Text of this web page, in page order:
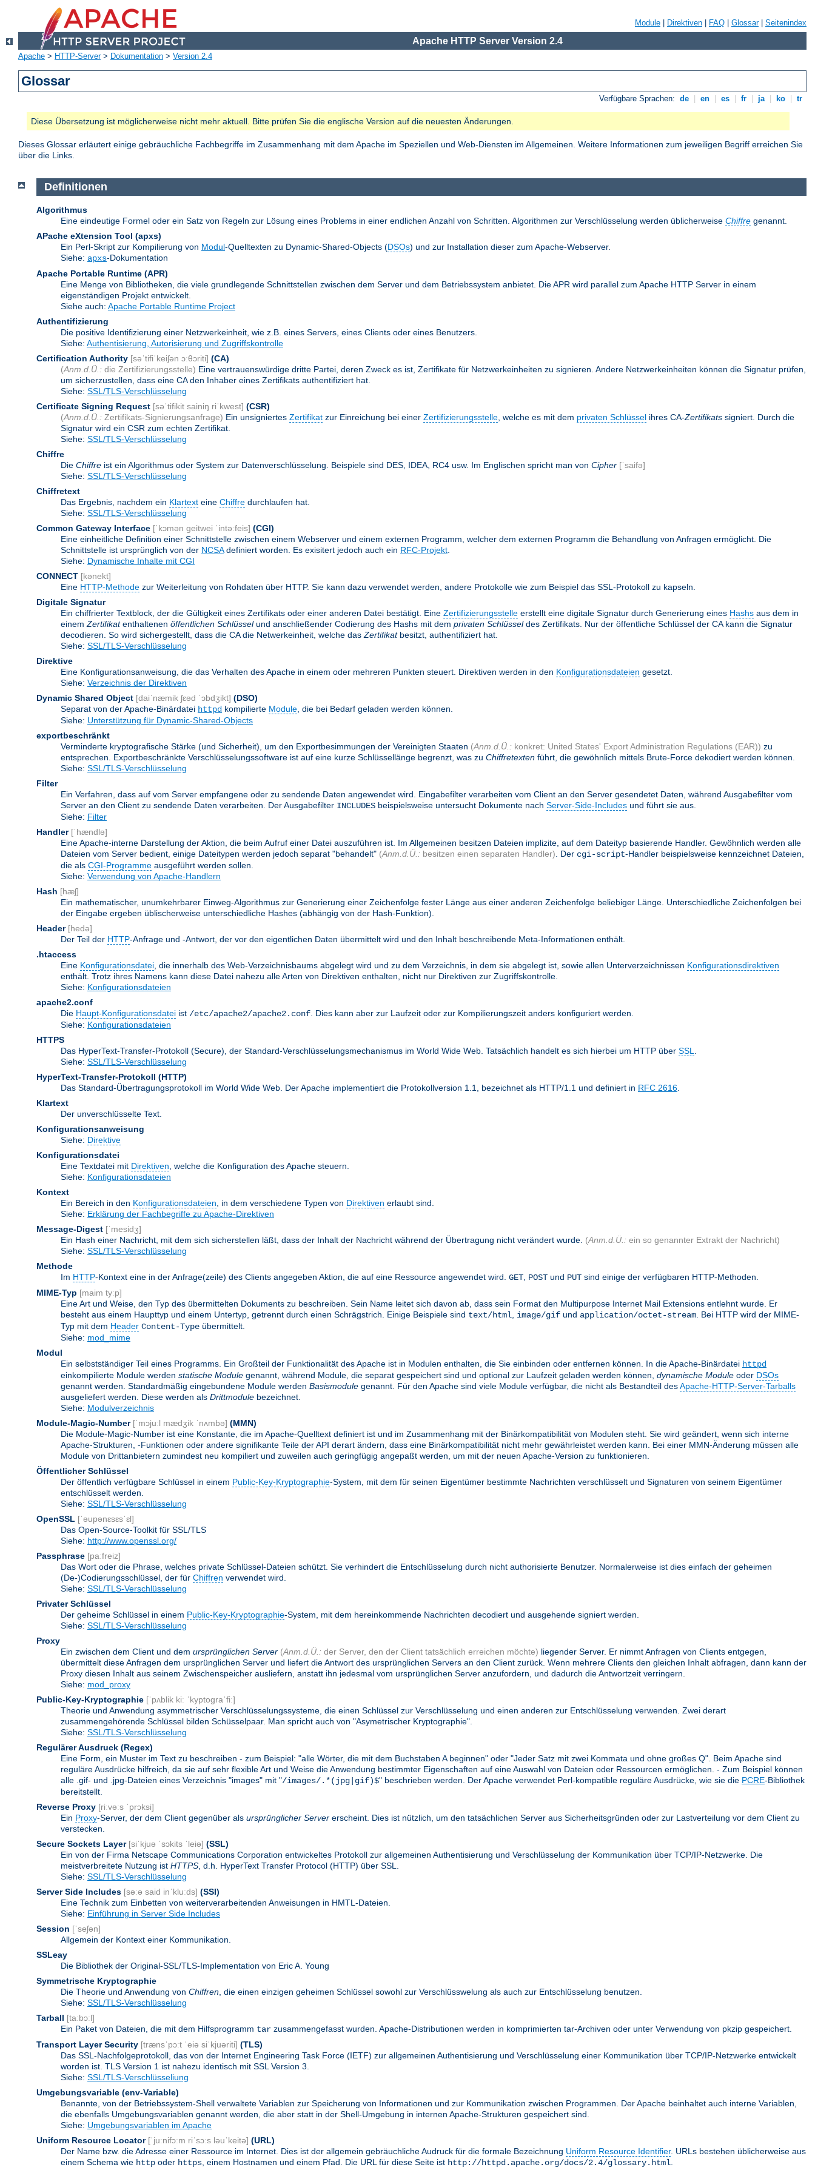
Module Direktiven FAQ Glossar| Seitenindex
Apache HTTP Server Version 2.4
Apache > HTTP-Server> Dokumentation > Version 2.4
Glossar
Verfügbare Sprachen: de en es fr ja ko tr
Diese Übersetzung ist möglicherweise nicht mehr aktuell. Bitte prüfen Sie die englische Version auf die neuesten Änderungen.
Dieses Glossar erläutert einige gebräuchliche Fachbegriffe im Zusammenhang mit dem Apache im Speziellen und Web-Diensten im Allgemeinen. Weitere Informationen zum jeweiligen Begriff erreichen Sie
über die Links.
Definitionen
Algorithmus
Eine eindeutige Formel oder ein Satz von Regeln zur Lösung eines Problems in einer endlichen Anzahl von Schritten. Algorithmen zur Verschlüsselung werden üblicherweise Chiffre genannt.
APache eXtension Tool (apxs)
Ein Perl-Skript zur Kompilierung von Modul-Quelltexten zu Dynamic-Shared-Objects (DSOs) und zur Installation dieser zum Apache-Webserver.
Siehe: apxs-Dokumentation
Apache Portable Runtime (APR)
Eine Menge von Bibliotheken, die viele grundlegende Schnittstellen zwischen dem Server und dem Betriebssystem anbietet. Die APR wird parallel zum Apache HTTP Server in einem
eigenständigen Projekt entwickelt.
Siehe auch: Apache Portable Runtime Project
Authentifizierung
Die positive Identifizierung einer Netzwerkeinheit, wie z.B. eines Servers, eines Clients oder eines Benutzers.
Siehe: Authentisierung, Autorisierung und Zugriffskontrolle
Certification Authority [səˈtifiˈkeiʃən ɔːθɔriti] (CA)
(Anm.d.Ü.: die Zertifizierungsstelle) Eine vertrauenswürdige dritte Partei, deren Zweck es ist, Zertifikate für Netzwerkeinheiten zu signieren. Andere Netzwerkeinheiten können die Signatur prüfen,
um sicherzustellen, dass eine CA den Inhaber eines Zertifikats authentifiziert hat.
Siehe: SSL/TLS-Verschlüsselung
Certificate Signing Request [səˈtifikit sainiŋ riˈkwest] (CSR)
(Anm.d.Ü.: Zertifikats-Signierungsanfrage) Ein unsigniertes Zertifikat zur Einreichung bei einer Zertifizierungsstelle , welche es mit dem privaten Schlüssel ihres CA-Zertifikats signiert. Durch die
Signatur wird ein CSR zum echten Zertifikat.
Siehe: SSL/TLS-Verschlüsselung
Chiffre
Die Chiffre ist ein Algorithmus oder System zur Datenverschlüsselung. Beispiele sind DES, IDEA, RC4 usw. Im Englischen spricht man von Cipher [ˈsaifə]
Siehe: SSL/TLS-Verschlüsselung
Chiffretext
Das Ergebnis, nachdem ein Klartext eine Chiffre durchlaufen hat.
Siehe: SSL/TLS-Verschlüsselung
Common Gateway Interface [ˈkɔmən geitwei ˈintəːfeis] (CGI)
Eine einheitliche Definition einer Schnittstelle zwischen einem Webserver und einem externen Programm, welcher dem externen Programm die Behandlung von Anfragen ermöglicht. Die
Schnittstelle ist ursprünglich von der NCSAdefiniert worden. Es exisitert jedoch auch ein RFC-Projekt
Siehe: Dynamische Inhalte mit CGI
CONNECT [kənekt]
Eine HTTP-Methode zur Weiterleitung von Rohdaten über HTTP. Sie kann dazu verwendet werden, andere Protokolle wie zum Beispiel das SSL-Protokoll zu kapseln.
Digitale Signatur
Ein chiffrierter Textblock, der die Gültigkeit eines Zertifikats oder einer anderen Datei bestätigt. Eine Zertifizierungsstelle erstellt eine digitale Signatur durch Generierung eines Hashs aus dem in
einem Zertifikatenthaltenen öffentlichen Schlüsselund anschließender Codierung des Hashs mit dem privaten Schlüsseldes Zertifikats. Nur der öffentliche Schlüssel der CA kann die Signatur
decodieren. So wird sichergestellt, dass die CA die Netwerkeinheit, welche das Zertifikatbesitzt, authentifiziert hat.
Siehe: SSL/TLS-Verschlüsselung
Direktive
Eine Konfigurationsanweisung, die das Verhalten des Apache in einem oder mehreren Punkten steuert. Direktiven werden in den Konfigurationsdateien gesetzt.
Siehe: Verzeichnis der Direktiven
Dynamic Shared Object [daiˈnæmik ʃɛəd ˈɔbdʒikt] (DSO)
Separat von der Apache-Binärdatei httpd kompilierte Module , die bei Bedarf geladen werden können.
Siehe: Unterstützung für Dynamic-Shared-Objects
exportbeschränkt
Verminderte kryptografische Stärke (und Sicherheit), um den Exportbesimmungen der Vereinigten Staaten (Anm.d.Ü.: konkret: United States' Export Administration Regulations (EAR)) zu
entsprechen. Exportbeschränkte Verschlüsselungssoftware ist auf eine kurze Schlüssellänge begrenzt, was zu Chiffretexten führt, die gewöhnlich mittels Brute-Force dekodiert werden können.
Siehe: SSL/TLS-Verschlüsselung
Filter
Ein Verfahren, dass auf vom Server empfangene oder zu sendende Daten angewendet wird. Eingabefilter verarbeiten vom Client an den Server gesendetet Daten, während Ausgabefilter vom
Server an den Client zu sendende Daten verarbeiten. Der Ausgabefilter INCLUDES beispielsweise untersucht Dokumente nach Server-Side-Includes und führt sie aus.
Siehe: Filter
Handler [ˈhændlə]
Eine Apache-interne Darstellung der Aktion, die beim Aufruf einer Datei auszuführen ist. Im Allgemeinen besitzen Dateien implizite, auf dem Dateityp basierende Handler. Gewöhnlich werden alle
Dateien vom Server bedient, einige Dateitypen werden jedoch separat "behandelt" (Anm.d.Ü.: besitzen einen separaten Handler) . Der cgi-script-Handler beispielsweise kennzeichnet Dateien,
die als CGI-Programme ausgeführt werden sollen.
Siehe: Verwendung von Apache-Handlern
Hash [hæʃ]
Ein mathematischer, unumkehrbarer Einweg-Algorithmus zur Generierung einer Zeichenfolge fester Länge aus einer anderen Zeichenfolge beliebiger Länge. Unterschiedliche Zeichenfolgen bei
der Eingabe ergeben üblischerweise unterschiedliche Hashes (abhängig von der Hash-Funktion).
Header [hedə]
Der Teil der HTTP-Anfrage und -Antwort, der vor den eigentlichen Daten übermittelt wird und den Inhalt beschreibende Meta-Informationen enthält.
.htaccess
Eine Konfigurationsdatei , die innerhalb des Web-Verzeichnisbaums abgelegt wird und zu dem Verzeichnis, in dem sie abgelegt ist, sowie allen Unterverzeichnissen Konfigurationsdirektiven
enthält. Trotz ihres Namens kann diese Datei nahezu alle Arten von Direktiven enthalten, nicht nur Direktiven zur Zugriffskontrolle.
Siehe: Konfigurationsdateien
apache2.conf
Die Haupt-Konfigurationsdatei ist /etc/apache2/apache2.conf . Dies kann aber zur Laufzeit oder zur Kompilierungszeit anders konfiguriert werden.
Siehe: Konfigurationsdateien
HTTPS
Das HyperText-Transfer-Protokoll (Secure), der Standard-Verschlüsselungsmechanismus im World Wide Web. Tatsächlich handelt es sich hierbei um HTTP über SSL
Siehe: SSL/TLS-Verschlüsselung
HyperText-Transfer-Protokoll (HTTP)
Das Standard-Übertragungsprotokoll im World Wide Web. Der Apache implementiert die Protokollversion 1.1, bezeichnet als HTTP/1.1 und definiert in RFC 2616
Klartext
Der unverschlüsselte Text.
Konfigurationsanweisung
Siehe: Direktive
Konfigurationsdatei
Eine Textdatei mit Direktiven , welche die Konfiguration des Apache steuern.
Siehe: Konfigurationsdateien
Kontext
Ein Bereich in den Konfigurationsdateien , in dem verschiedene Typen von Direktiven erlaubt sind.
Siehe: Erklärung der Fachbegriffe zu Apache-Direktiven
Message-Digest [ˈmesidʒ]
Ein Hash einer Nachricht, mit dem sich sicherstellen läßt, dass der Inhalt der Nachricht während der Übertragung nicht verändert wurde. (Anm.d.Ü.: ein so genannter Extrakt der Nachricht)
Siehe: SSL/TLS-Verschlüsselung
Methode
Im HTTP-Kontext eine in der Anfrage(zeile) des Clients angegeben Aktion, die auf eine Ressource angewendet wird. GET POST und PUT sind einige der verfügbaren HTTP-Methoden.
MIME-Typ [maim tyːp]
Eine Art und Weise, den Typ des übermittelten Dokuments zu beschreiben. Sein Name leitet sich davon ab, dass sein Format den Multipurpose Internet Mail Extensions entlehnt wurde. Er
besteht aus einem Haupttyp und einem Untertyp, getrennt durch einen Schrägstrich. Einige Beispiele sind text/html image/gif und application/octet-stream . Bei HTTP wird der MIME-
Typ mit dem Header Content-Type übermittelt.
Siehe: mod_mime
Modul
Ein selbstständiger Teil eines Programms. Ein Großteil der Funktionalität des Apache ist in Modulen enthalten, die Sie einbinden oder entfernen können. In die Apache-Binärdatei httpd
einkompilierte Module werden statische Module genannt, während Module, die separat gespeichert sind und optional zur Laufzeit geladen werden können, dynamische Module oder DSOs
genannt werden. Standardmäßig eingebundene Module werden Basismodule genannt. Für den Apache sind viele Module verfügbar, die nicht als Bestandteil desApache-HTTP-Server-Tarballs
ausgeliefert werden. Diese werden als Drittmodule bezeichnet.
Siehe: Modulverzeichnis
Module-Magic-Number [ˈmɔjuːl mædʒik ˈnʌmbə] (MMN)
Die Module-Magic-Number ist eine Konstante, die im Apache-Quelltext definiert ist und im Zusammenhang mit der Binärkompatibilität von Modulen steht. Sie wird geändert, wenn sich interne
Apache-Strukturen, -Funktionen oder andere signifikante Teile der API derart ändern, dass eine Binärkompatibilität nicht mehr gewährleistet werden kann. Bei einer MMN-Änderung müssen alle
Module von Drittanbietern zumindest neu kompiliert und zuweilen auch geringfügig angepaßt werden, um mit der neuen Apache-Version zu funktionieren.
Öffentlicher Schlüssel
Der öffentlich verfügbare Schlüssel in einem Public-Key-Kryptographie-System, mit dem für seinen Eigentümer bestimmte Nachrichten verschlüsselt und Signaturen von seinem Eigentümer
entschlüsselt werden.
Siehe: SSL/TLS-Verschlüsselung
OpenSSL [ˈəupənɛsɛsˈɛl]
Das Open-Source-Toolkit für SSL/TLS
Siehe: http://www.openssl.org/
Passphrase [paːfreiz]
Das Wort oder die Phrase, welches private Schlüssel-Dateien schützt. Sie verhindert die Entschlüsselung durch nicht authorisierte Benutzer. Normalerweise ist dies einfach der geheimen
(De-)Codierungsschlüssel, der für Chiffren verwendet wird.
Siehe: SSL/TLS-Verschlüsselung
Privater Schlüssel
Der geheime Schlüssel in einem Public-Key-Kryptographie-System, mit dem hereinkommende Nachrichten decodiert und ausgehende signiert werden.
Siehe: SSL/TLS-Verschlüsselung
Proxy
Ein zwischen dem Client und dem ursprünglichen Server (Anm.d.Ü.: der Server, den der Client tatsächlich erreichen möchte) liegender Server. Er nimmt Anfragen von Clients entgegen,
übermittelt diese Anfragen dem ursprünglichen Server und liefert die Antwort des ursprünglichen Servers an den Client zurück. Wenn mehrere Clients den gleichen Inhalt abfragen, dann kann der
Proxy diesen Inhalt aus seinem Zwischenspeicher ausliefern, anstatt ihn jedesmal vom ursprünglichen Server anzufordern, und dadurch die Antwortzeit verringern.
Siehe: mod_proxy
Public-Key-Kryptographie [ˈpʌblik kiː ˈkyptograˈfiː]
Theorie und Anwendung asymmetrischer Verschlüsselungssysteme, die einen Schlüssel zur Verschlüsselung und einen anderen zur Entschlüsselung verwenden. Zwei derart
zusammengehörende Schlüssel bilden Schüsselpaar. Man spricht auch von "Asymetrischer Kryptographie".
Siehe: SSL/TLS-Verschlüsselung
Regulärer Ausdruck (Regex)
Eine Form, ein Muster im Text zu beschreiben - zum Beispiel: "alle Wörter, die mit dem Buchstaben A beginnen" oder "Jeder Satz mit zwei Kommata und ohne großes Q". Beim Apache sind
reguläre Ausdrücke hilfreich, da sie auf sehr flexible Art und Weise die Anwendung bestimmter Eigenschaften auf eine Auswahl von Dateien oder Ressourcen ermöglichen. - Zum Beispiel können
alle .gif- und .jpg-Dateien eines Verzeichnis "images" mit "/images/.*(jpg|gif)$" beschrieben werden. Der Apache verwendet Perl-kompatible reguläre Ausdrücke, wie sie die PCRE-Bibliothek
bereitstellt.
Reverse Proxy [riːvəːs ˈprɔksi]
Ein Proxy-Server, der dem Client gegenüber als ursprünglicher Server erscheint. Dies ist nützlich, um den tatsächlichen Server aus Sicherheitsgründen oder zur Lastverteilung vor dem Client zu
verstecken.
Secure Sockets Layer [siˈkjuə ˈsɔkits ˈleiə] (SSL)
Ein von der Firma Netscape Communications Corporation entwickeltes Protokoll zur allgemeinen Authentisierung und Verschlüsselung der Kommunikation über TCP/IP-Netzwerke. Die
meistverbreitete Nutzung ist HTTPS , d.h. HyperText Transfer Protocol (HTTP) über SSL.
Siehe: SSL/TLS-Verschlüsselung
Server Side Includes [səːə said inˈkluːds] (SSI)
Eine Technik zum Einbetten von weiterverarbeitenden Anweisungen in HMTL-Dateien.
Siehe: Einführung in Server Side Includes
Session [ˈseʃən]
Allgemein der Kontext einer Kommunikation.
SSLeay
Die Bibliothek der Original-SSL/TLS-Implementation von Eric A. Young
Symmetrische Kryptographie
Die Theorie und Anwendung von Chiffren , die einen einzigen geheimen Schlüssel sowohl zur Verschlüsswelung als auch zur Entschlüsselung benutzen.
Siehe: SSL/TLS-Verschlüsselung
Tarball [taːbɔːl]
Ein Paket von Dateien, die mit dem Hilfsprogramm tar zusammengefasst wurden. Apache-Distributionen werden in komprimierten tar-Archiven oder unter Verwendung von pkzip gespeichert.
Transport Layer Security [trænsˈpɔːt ˈeiə siˈkjuəriti] (TLS)
Das SSL-Nachfolgeprotokoll, das von der Internet Engineering Task Force (IETF) zur allgemeinen Authentisierung und Verschlüsselung einer Kommunikation über TCP/IP-Netzwerke entwickelt
worden ist. TLS Version 1 ist nahezu identisch mit SSL Version 3.
Siehe: SSL/TLS-Verschlüsseliung
Umgebungsvariable (env-Variable)
Benannte, von der Betriebssystem-Shell verwaltete Variablen zur Speicherung von Informationen und zur Kommunikation zwischen Programmen. Der Apache beinhaltet auch interne Variablen,
die ebenfalls Umgebungsvariablen genannt werden, die aber statt in der Shell-Umgebung in internen Apache-Strukturen gespeichert sind.
Siehe: Umgebungsvariablen im Apache
Uniform Resource Locator [ˈjuːnifɔːm riˈsɔːs ləuˈkeitə] (URL)
Der Name bzw. die Adresse einer Ressource im Internet. Dies ist der allgemein gebräuchliche Audruck für die formale Bezeichnung Uniform Resource Identifier. URLs bestehen üblicherweise aus
einem Schema wie http oder https , einem Hostnamen und einem Pfad. Die URL für diese Seite ist http://httpd.apache.org/docs/2.4/glossary.html